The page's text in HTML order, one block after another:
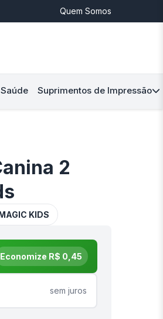
Quem Somos
Saúde Suprimentos de Impressão
2
KIDS
Economize R$ 0,45
sem juros